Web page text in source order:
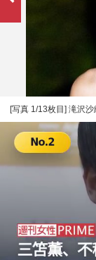
[写真 1/13枚目] 滝沢沙